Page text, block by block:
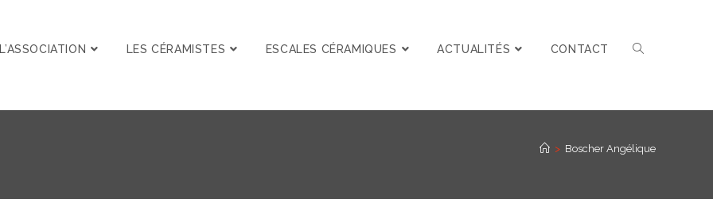
L’ASSOCIATION LES CÉRAMISTES ESCALES CÉRAMIQUES ACTUALITÉS CONTACT
> Boscher Angélique